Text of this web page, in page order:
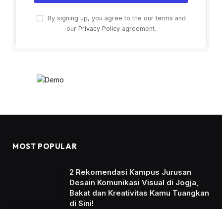
By signing up, you agree to the our terms and
our Privacy Policyagreement.
MOST POPULAR
2 Rekomendasi Kampus Jurusan
Desain Komunikasi Visual di Jogja,
Bakat dan Kreativitas Kamu Tuangkan
di Sini!